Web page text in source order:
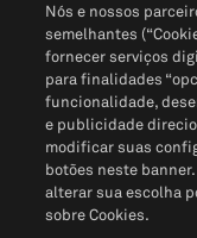
Política de Privacidade
Não Venda Minhas
Nós e nossos
semelhantes
fornecer serviços
para finalidades
funcionalidade,
e publicidade
modificar suas
botões neste
alterar sua escolha
sobre Cookies.